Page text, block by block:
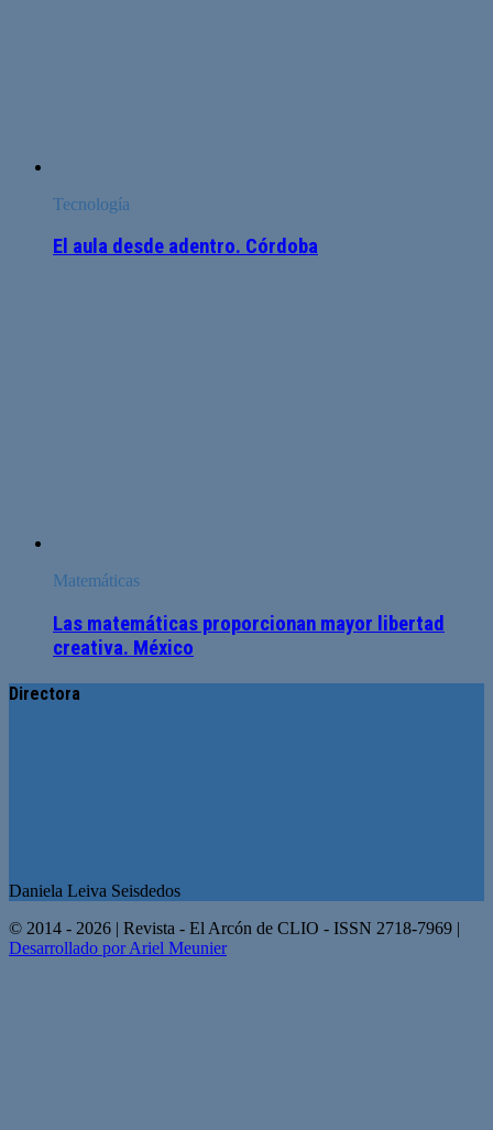
Tecnología
El aula desde adentro. Córdoba
Matemáticas
Las matemáticas proporcionan mayor libertad
creativa. México
Directora
Daniela Leiva Seisdedos
© 2014 - 2026 | Revista - El Arcón de CLIO - ISSN 2718-7969 |
Desarrollado por Ariel Meunier